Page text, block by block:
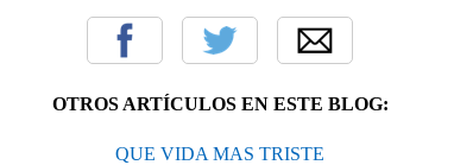
OTROS ARTÍCULOS EN ESTE BLOG:
QUE VIDA MAS TRISTE